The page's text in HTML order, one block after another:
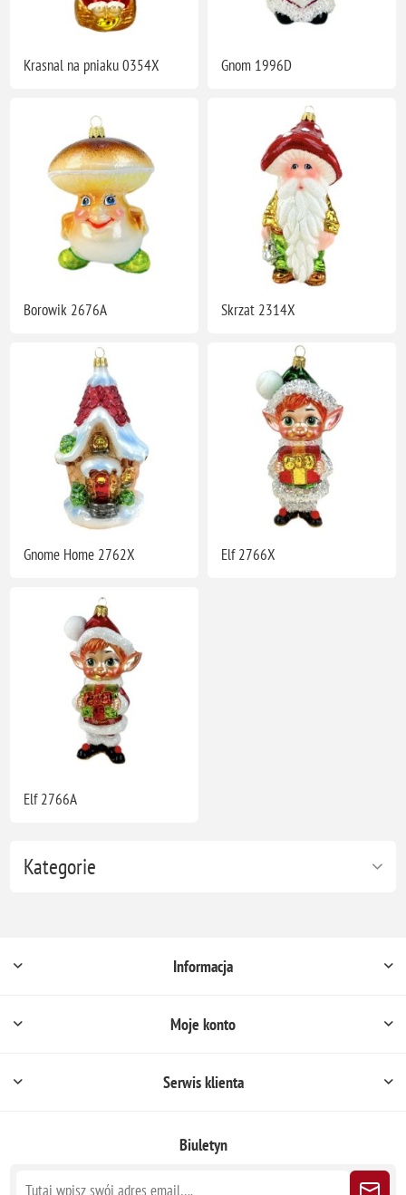
Kategorie
Krasnal na pniaku 0354X Gnom 1996D
Borowik 2676A Skrzat 2314X
Gnome Home 2762X Elf 2766X
Elf 2766A
Informacja
Moje konto
Serwis klienta
Biuletyn